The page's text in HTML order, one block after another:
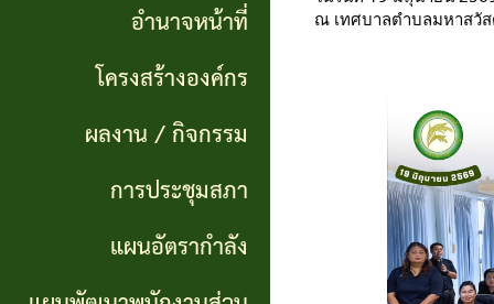
จัดซื้อ
จัดจ้าง
ข่าว
จัด
ซื้อ
แผนการ
ดำเนิน
งาน
แผนการ
จัดซื้อ
กิจ
หน้าที่
โครงสร้าง
อำนาจหน้าที่
โครงสร้างองค์กร
ผลงาน / กิจกรรม
การประชุมสภา
แผนอัตรากำลัง
ณ เทศบาลตำบลมหาสวั